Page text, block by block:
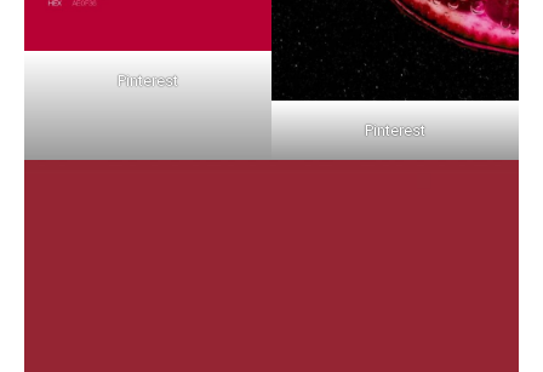
Pinterest
Pinterest